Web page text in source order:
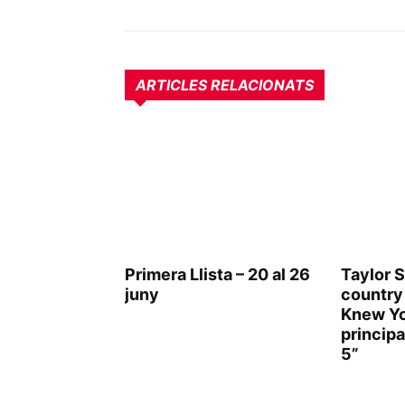
ARTICLES RELACIONATS
Primera Llista – 20 al 26
juny
Taylor
country
Knew
5”